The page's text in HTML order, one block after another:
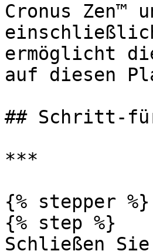
Cronus Zen™
ermöglicht
auf diesen
## Schritt-
***
{% stepper %}
{% step %}
Schließen Sie